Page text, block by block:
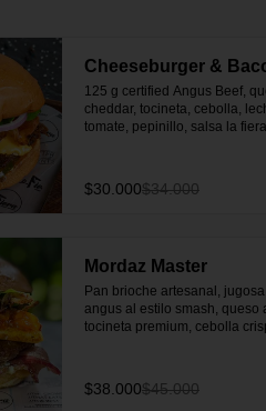
Cheeseburger &
125 g certified Angus Beef,
cheddar, tocineta, cebolla,
tomate, pepinillo, salsa la
$30.000$34.000
Mordaz Master
Pan brioche artesanal,
angus al estilo smash, queso
tocineta premium, cebolla
mermelada de tomate cherry y
uchuva, acompañado con
$38.000$45.000